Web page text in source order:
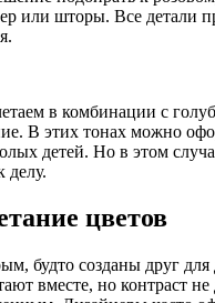
или шторы. Все детали
в комбинации с
В этих тонах можно
детей. Но в этом
делу.
цветов
будто созданы друг
вместе, но контраст